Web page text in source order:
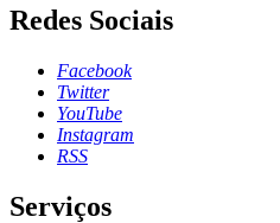
Redes Sociais
Facebook
Twitter
YouTube
Instagram
RSS
Serviços